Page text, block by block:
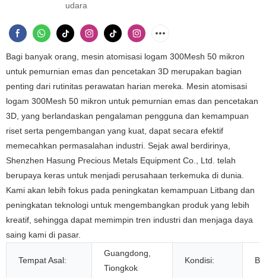
udara
Bagi banyak orang, mesin atomisasi logam 300Mesh 50 mikron
untuk pemurnian emas dan pencetakan 3D merupakan bagian
penting dari rutinitas perawatan harian mereka. Mesin atomisasi
logam 300Mesh 50 mikron untuk pemurnian emas dan pencetakan
3D, yang berlandaskan pengalaman pengguna dan kemampuan
riset serta pengembangan yang kuat, dapat secara efektif
memecahkan permasalahan industri. Sejak awal berdirinya,
Shenzhen Hasung Precious Metals Equipment Co., Ltd. telah
berupaya keras untuk menjadi perusahaan terkemuka di dunia.
Kami akan lebih fokus pada peningkatan kemampuan Litbang dan
peningkatan teknologi untuk mengembangkan produk yang lebih
kreatif, sehingga dapat memimpin tren industri dan menjaga daya
saing kami di pasar.
Tempat Asal:
Guangdong,
Tiongkok
Kondisi: